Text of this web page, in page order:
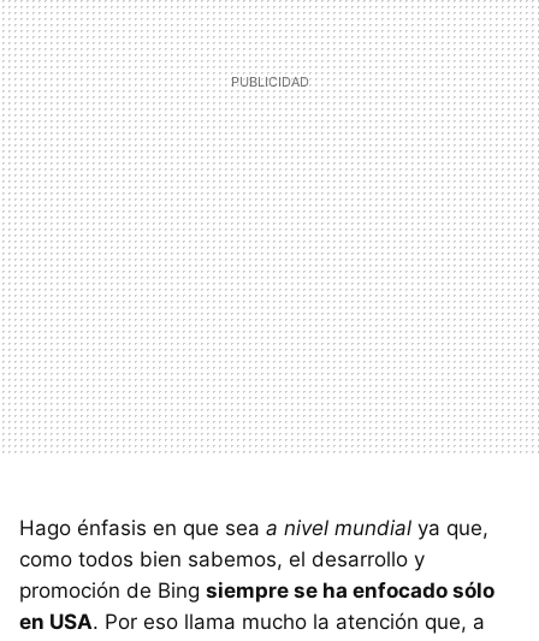
Hago énfasis en que sea a nivel mundial ya que,
como todos bien sabemos, el desarrollo y
promoción de Bing siempre se ha enfocado sólo
en USA. Por eso llama mucho la atención que, a